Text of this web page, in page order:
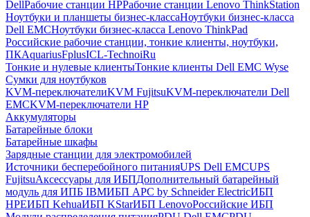
DellРабочие станции HPРабочие станции Lenovo ThinkStation
Ноутбуки и планшеты бизнес-классаНоутбуки бизнес-класса
Dell EMCНоутбуки бизнес-класса Lenovo ThinkPad
Российские рабочие станции, тонкие клиенты, ноутбуки,
ПКAquariusFplusICL-TechnoiRu
Тонкие и нулевые клиентыТонкие клиенты Dell EMC Wyse
Сумки для ноутбуков
KVM-переключателиKVM FujitsuKVM-переключатели Dell
EMCKVM-переключатели HP
Аккумуляторы
Батарейные блоки
Батарейные шкафы
Зарядные станции для электромобилей
Источники бесперебойного питанияUPS Dell EMCUPS
FujitsuАксессуары для ИБПДополнительный батарейный
модуль для ИПБ IBMИБП APC by Schneider ElectricИБП
HPEИБП KehuaИБП KStarИБП LenovoРоссийские ИБП